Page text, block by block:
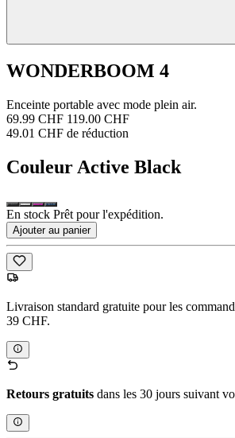
WONDERBOOM 4
Enceinte portable avec mode plein air.
69.99 CHF 119.00 CHF
49.01 CHF de réduction
Couleur Active Black
En stock Prêt pour l'expédition.
Ajouter au panier
Livraison standard gratuite pour les
39 CHF.
Retours gratuits dans les 30 jours suivant